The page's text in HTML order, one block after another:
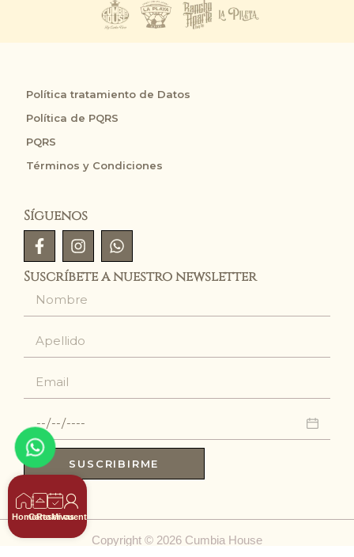
Política tratamiento de Datos
Política de PQRS
PQRS
Términos y Condiciones
Síguenos
Suscríbete a nuestro newsletter
SUSCRIBIRME
Copyright © 2026 Cumbia House
HomeCarta
Reservas
Mi cuenta